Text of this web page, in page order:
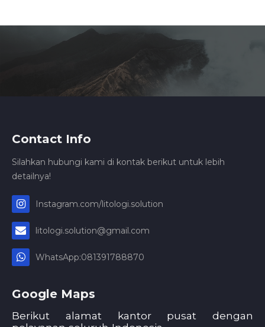
Contact Info
Silahkan hubungi kami di kontak berikut untuk lebih
detailnya!
Instagram.com/litologi.solution
litologi.solution@gmail.com
WhatsApp:081391788870
Google Maps
Berikut alamat kantor pusat dengan